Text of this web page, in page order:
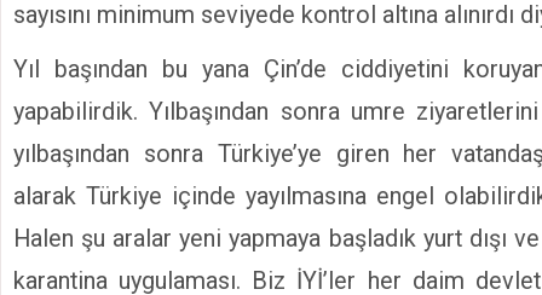
sayısını minimum seviyede kontrol altına alınırdı
Yıl başından bu yana Çin’de ciddiyetini
yapabilirdik. Yılbaşından sonra umre
yılbaşından sonra Türkiye’ye giren her
alarak Türkiye içinde yayılmasına engel
Halen şu aralar yeni yapmaya başladık yurt dışı
karantina uygulaması. Biz İYİ’ler her daim